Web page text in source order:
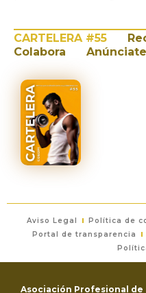
CARTELERA #55
Colabora
Anúnciate
Aviso Legal Política de
Portal de transparencia
Asociación Profesional de